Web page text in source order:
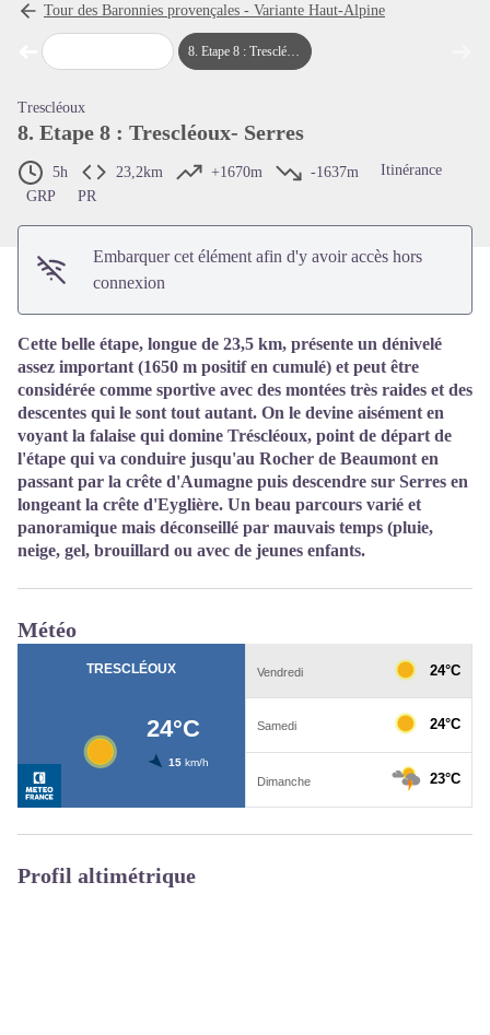
Voir l'image en plein écran
Tour des Baronnies provençales - Variante Haut-Alpine
Étape précédente
8.Etape 8 : Trescléoux- Serres
Trescléoux
8. Etape 8 : Trescléoux- Serres
5h 23,2km +1670m -1637m
Itinérance
GRP
PR
Embarquer cet élément afin d'y avoir accès hors
connexion
Cette belle étape, longue de 23,5 km, présente un dénivelé
assez important (1650 m positif en cumulé) et peut être
considérée comme sportive avec des montées très raides et des
descentes qui le sont tout autant. On le devine aisément en
voyant la falaise qui domine Tréscléoux, point de départ de
l'étape qui va conduire jusqu'au Rocher de Beaumont en
passant par la crête d'Aumagne puis descendre sur Serres en
longeant la crête d'Eyglière. Un beau parcours varié et
panoramique mais déconseillé par mauvais temps (pluie,
neige, gel, brouillard ou avec de jeunes enfants.
Météo
Profil altimétrique